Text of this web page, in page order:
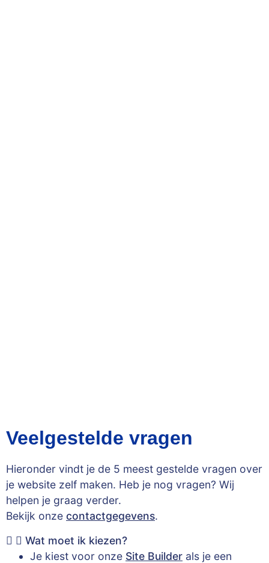
Veelgestelde vragen
Hieronder vindt je de 5 meest gestelde vragen over
je website zelf maken. Heb je nog vragen? Wij
helpen je graag verder.
Bekijk onze contactgegevens.
Wat moet ik kiezen?
Je kiest voor onze Site Builder als je een